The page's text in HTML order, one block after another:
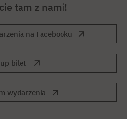
tam z nami!
na Facebooku
bilet
wydarzenia